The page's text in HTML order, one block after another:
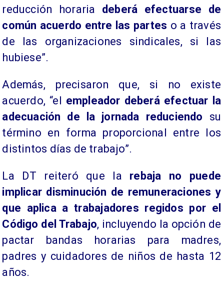
reducción horaria deberá efectuarse de
común acuerdo entre las partes o a través
de las organizaciones sindicales, si las
hubiese”.
Además, precisaron que, si no existe
acuerdo, “el empleador deberá efectuar la
adecuación de la jornada reduciendo su
término en forma proporcional entre los
distintos días de trabajo”.
La DT reiteró que la rebaja no puede
implicar disminución de remuneraciones y
que aplica a trabajadores regidos por el
Código del Trabajo, incluyendo la opción de
pactar bandas horarias para madres,
padres y cuidadores de niños de hasta 12
años.